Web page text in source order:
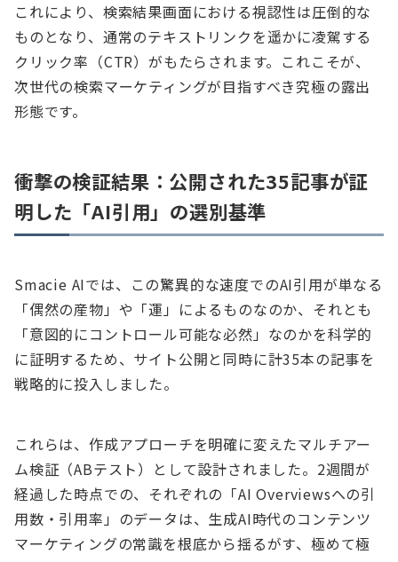
これにより、検索結果画面における視認性は圧倒的な
ものとなり、通常のテキストリンクを遥かに凌駕する
クリック率（CTR）がもたらされます。これこそが、
次世代の検索マーケティングが目指すべき究極の露出
形態です。
衝撃の検証結果：公開された35記事が証
明した「AI引用」の選別基準
Smacie AIでは、この驚異的な速度でのAI引用が単なる
「偶然の産物」や「運」によるものなのか、それとも
「意図的にコントロール可能な必然」なのかを科学的
に証明するため、サイト公開と同時に計35本の記事を
戦略的に投入しました。
これらは、作成アプローチを明確に変えたマルチアー
ム検証（ABテスト）として設計されました。2週間が
経過した時点での、それぞれの「AI Overviewsへの引
用数・引用率」のデータは、生成AI時代のコンテンツ
マーケティングの常識を根底から揺るがす、極めて極